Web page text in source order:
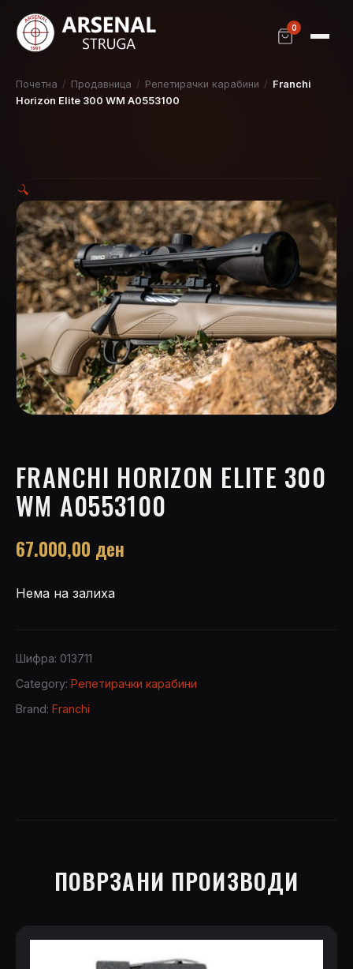
0
Почетна / Продавница / Репетирачки карабини / Franchi
Horizon Elite 300 WM A0553100
🔍
FRANCHI HORIZON ELITE 300
WM A0553100
67.000,00 ден
Нема на залиха
Шифра: 013711
Category: Репетирачки карабини
Brand: Franchi
ПОВРЗАНИ ПРОИЗВОДИ